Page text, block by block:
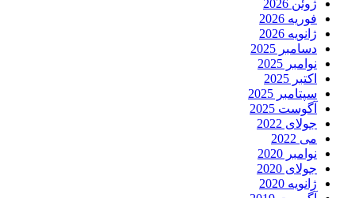
ژوئن 2026
فوریه 2026
ژانویه 2026
دسامبر 2025
نوامبر 2025
اکتبر 2025
سپتامبر 2025
آگوست 2025
جولای 2022
می 2022
نوامبر 2020
جولای 2020
ژانویه 2020